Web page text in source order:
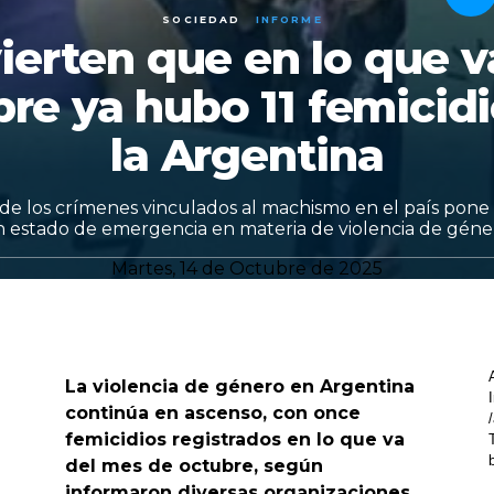
SOCIEDAD INFORME
que en lo que
ya hubo 11
la Argentina
los crímenes vinculados al machismo en el país pone
estado de emergencia en materia de violencia de
Martes, 14 de Octubre de 2025
La violencia de género en Argentina
continúa en ascenso, con once
femicidios registrados en lo que va
del mes de octubre, según